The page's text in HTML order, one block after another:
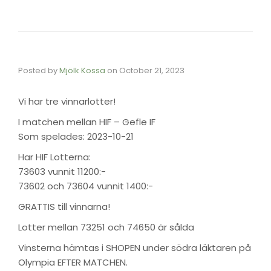
Posted byMjölk Kossa on October 21, 2023
Vi har tre vinnarlotter!
I matchen mellan HIF – Gefle IF
Som spelades: 2023-10-21
Har HIF Lotterna:
73603 vunnit 11200:-
73602 och 73604 vunnit 1400:-
GRATTIS till vinnarna!
Lotter mellan 73251 och 74650 är sålda
Vinsterna hämtas i SHOPEN under södra läktaren på
Olympia EFTER MATCHEN.